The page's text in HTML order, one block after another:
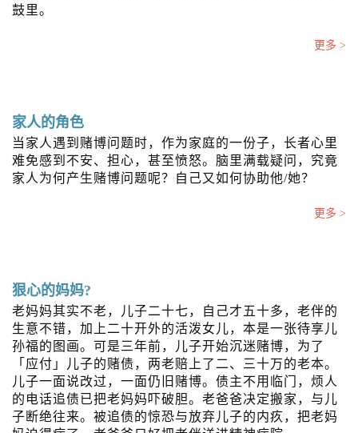
鼓里。
更多 >
家人的角色
当家人遇到赌博问题时，作为家庭的一份子，长者心里
难免感到不安、担心，甚至愤怒。脑里满载疑问，究竟
家人为何产生赌博问题呢？自己又如何协助他/她？
更多 >
狠心的妈妈?
老妈妈其实不老，儿子二十七，自己才五十多，老伴的
生意不错，加上二十开外的活泼女儿，本是一张待享儿
孙福的图画。可是三年前，儿子开始沉迷赌博，为了
「应付」儿子的赌债，两老赔上了二、三十万的老本。
儿子一面说改过，一面仍旧赌博。债主不用临门，烦人
的电话追债已把老妈妈吓破胆。老爸爸决定搬家，与儿
子断绝往来。被追债的惊恐与放弃儿子的内疚，把老妈